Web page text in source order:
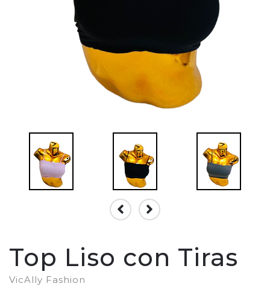
Top Liso con Tiras
VicAlly Fashion